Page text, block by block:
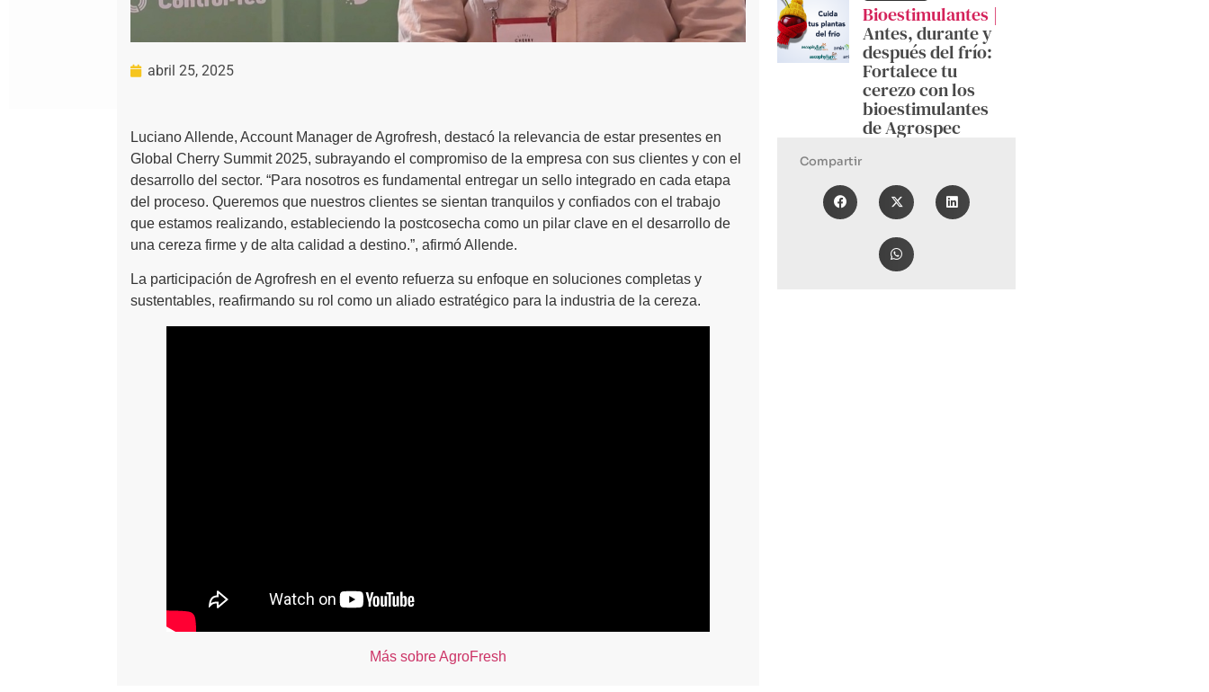
abril 25, 2025
Luciano Allende, Account Manager de Agrofresh, destacó la relevancia de estar presentes en
Global Cherry Summit 2025, subrayando el compromiso de la empresa con sus clientes y con el
desarrollo del sector. “Para nosotros es fundamental entregar un sello integrado en cada etapa
del proceso. Queremos que nuestros clientes se sientan tranquilos y confiados con el trabajo
que estamos realizando, estableciendo la postcosecha como un pilar clave en el desarrollo de
una cereza firme y de alta calidad a destino.”, afirmó Allende.
La participación de Agrofresh en el evento refuerza su enfoque en soluciones completas y
sustentables, reafirmando su rol como un aliado estratégico para la industria de la cereza.
Más sobre AgroFresh
Bioestimulantes
Antes, durante y
después del frío:
Fortalece tu
cerezo con los
bioestimulantes
de Agrospec
Compartir